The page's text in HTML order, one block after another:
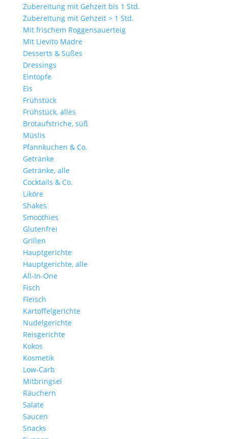
Zubereitung mit Gehzeit bis 1 Std.
Zubereitung mit Gehzeit > 1 Std.
Mit frischem Roggensauerteig
Mit Lievito Madre
Desserts & Süßes
Dressings
Eintöpfe
Eis
Frühstück
Frühstück, alles
Brotaufstriche, süß
Müslis
Pfannkuchen & Co.
Getränke
Getränke, alle
Cocktails & Co.
Liköre
Shakes
Smoothies
Glutenfrei
Grillen
Hauptgerichte
Hauptgerichte, alle
All-In-One
Fisch
Fleisch
Kartoffelgerichte
Nudelgerichte
Reisgerichte
Kokos
Kosmetik
Low-Carb
Mitbringsel
Räuchern
Salate
Saucen
Snacks